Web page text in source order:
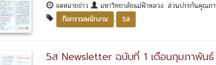
จดหมายข่าว มหาวิทยาลัยแม่ฟ้าหลวง. ส่วนประกันคุณภ
กิจกรรมพนักงาน
, 5ส
5ส Newsletter ฉบับที่ 1 เดือนกุมภาพัน